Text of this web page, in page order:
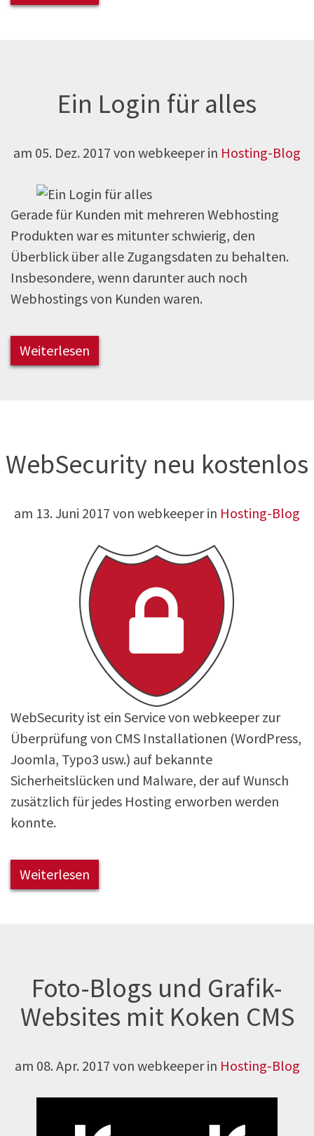
Ein Login für alles
am 05. Dez. 2017 von webkeeper in Hosting-Blog
Gerade für Kunden mit mehreren Webhosting
Produkten war es mitunter schwierig, den
Überblick über alle Zugangsdaten zu behalten.
Insbesondere, wenn darunter auch noch
Webhostings von Kunden waren.
Weiterlesen
WebSecurity neu kostenlos
am 13. Juni 2017 von webkeeper in Hosting-Blog
WebSecurity ist ein Service von webkeeper zur
Überprüfung von CMS Installationen (WordPress,
Joomla, Typo3 usw.) auf bekannte
Sicherheitslücken und Malware, der auf Wunsch
zusätzlich für jedes Hosting erworben werden
konnte.
Weiterlesen
Foto-Blogs und Grafik-
Websites mit Koken CMS
am 08. Apr. 2017 von webkeeper in Hosting-Blog